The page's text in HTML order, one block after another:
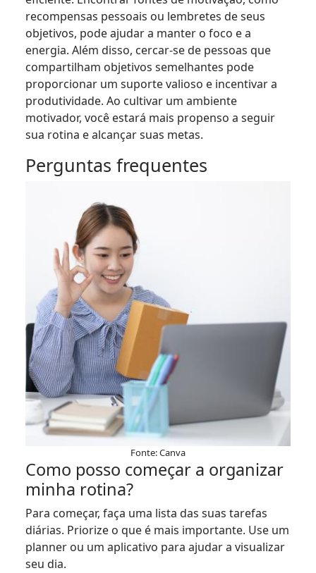
recompensas pessoais ou lembretes de seus
objetivos, pode ajudar a manter o foco e a
energia. Além disso, cercar-se de pessoas que
compartilham objetivos semelhantes pode
proporcionar um suporte valioso e incentivar a
produtividade. Ao cultivar um ambiente
motivador, você estará mais propenso a seguir
sua rotina e alcançar suas metas.
Perguntas frequentes
Fonte: Canva
Como posso começar a organizar
minha rotina?
Para começar, faça uma lista das suas tarefas
diárias. Priorize o que é mais importante. Use um
planner ou um aplicativo para ajudar a visualizar
seu dia.